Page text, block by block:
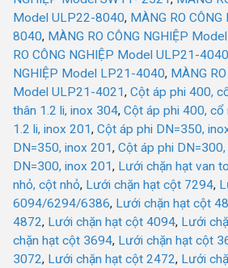
Model ULP22-8040, MÀNG RO
8040, MÀNG RO CÔNG NGHIỆP
RO CÔNG NGHIỆP Model ULP21-4040
NGHIỆP Model LP21-4040, MÀNG
Model ULP21-4021, Cột áp phi 400,
thân 1.2 li, inox 304, Cột áp phi 400, cổ
1.2 li, inox 201, Cột áp phi DN=350,
DN=350, inox 201, Cột áp phi
DN=300, inox 201, Lưới chặn hạt van to
nhỏ, cột nhỏ, Lưới chặn hạt cột 7294,
6094/6294/6386, Lưới chặn hạt cột
4872, Lưới chặn hạt cột 4094, Lưới
chặn hạt cột 3694, Lưới chặn hạt cột
3072, Lưới chặn hạt cột 2472, Lưới